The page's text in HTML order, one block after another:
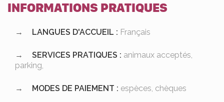
INFORMATIONS PRATIQUES
LANGUES D'ACCUEIL : Français
SERVICES PRATIQUES : animaux acceptés,
parking,
MODES DE PAIEMENT : espèces, chèques